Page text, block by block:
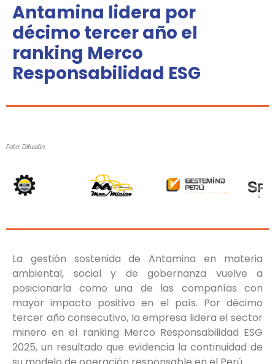
Antamina lidera por
décimo tercer año el
ranking Merco
Responsabilidad ESG
Foto: Difusión
La gestión sostenida de Antamina en materia
ambiental, social y de gobernanza vuelve a
posicionarla como una de las compañías con
mayor impacto positivo en el país. Por décimo
tercer año consecutivo, la empresa lidera el sector
minero en el ranking Merco Responsabilidad ESG
2025, un resultado que evidencia la continuidad de